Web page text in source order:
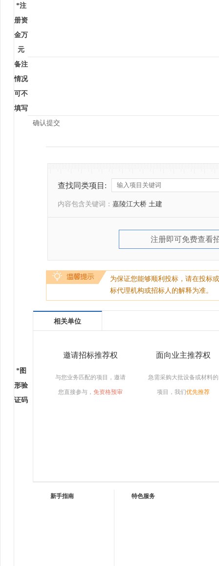
*注
册资
金万
元
备注
情况
可不
填写
*图
形验
证码
确认提交
查找同类项目:
内容包含关键词： 嘉陵江大桥 土建
注册即可免费查看
为保证您能够顺利投标，请在投标
标代理机构或招标人的解释为准。
相关单位
邀请招标推荐权
与您业务匹配的项目，邀请
您直接参与， 免资格预审
面向业主推荐权
急需采购大批设备或材料的
项目，我们优先推荐
新手指南 特色服务